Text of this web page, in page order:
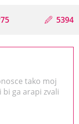
5394
tako moj
ga arapi zvali